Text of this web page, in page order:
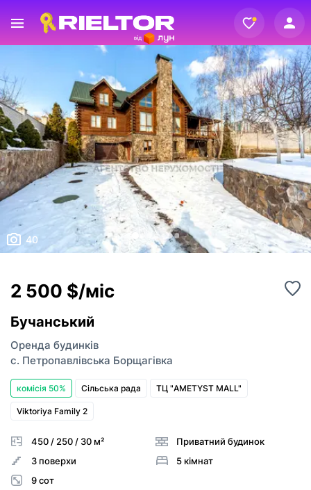
Реєстрація
Вхід
40
2 500 $/міс
Бучанський
Оренда будинків
с. Петропавлівська Борщагівка
комісія 50% Сільська рада ТЦ "AMETYST MALL"
Viktoriya Family 2
450 / 250 / 30 м²
3 поверхи
9 сот
Приватний будинок
5 кімнат